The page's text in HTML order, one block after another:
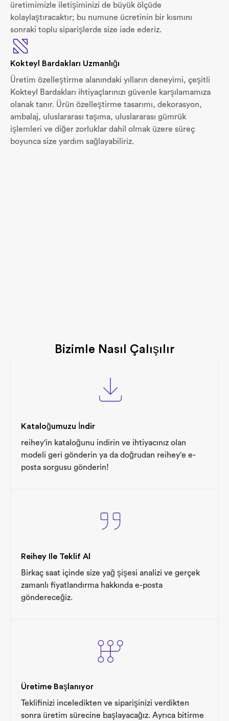
üretimimizle iletişiminizi de büyük ölçüde
kolaylaştıracaktır; bu numune ücretinin bir kısmını
sonraki toplu siparişlerde size iade ederiz.
Kokteyl Bardakları Uzmanlığı
Üretim özelleştirme alanındaki yılların deneyimi, çeşitli
Kokteyl Bardakları ihtiyaçlarınızı güvenle karşılamamıza
olanak tanır. Ürün özelleştirme tasarımı, dekorasyon,
ambalaj, uluslararası taşıma, uluslararası gümrük
işlemleri ve diğer zorluklar dahil olmak üzere süreç
boyunca size yardım sağlayabiliriz.
Bizimle Nasıl Çalışılır
Kataloğumuzu İndir
reihey'in kataloğunu indirin ve ihtiyacınız olan
modeli geri gönderin ya da doğrudan reihey'e e-
posta sorgusu gönderin!
Reihey Ile Teklif Al
Birkaç saat içinde size yağ şişesi analizi ve gerçek
zamanlı fiyatlandırma hakkında e-posta
göndereceğiz.
Üretime Başlanıyor
Teklifinizi inceledikten ve siparişinizi verdikten
sonra üretim sürecine başlayacağız. Ayrıca bitirme